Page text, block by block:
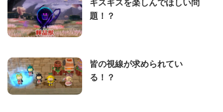
ギスギスを楽しんでほしい問
題！？
皆の視線が求められてい
る！？